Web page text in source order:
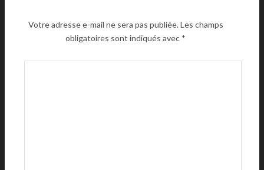
Votre adresse e-mail ne sera pas publiée.Les champs
obligatoires sont indiqués avec *